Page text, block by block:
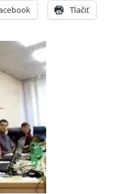
Tlačiť